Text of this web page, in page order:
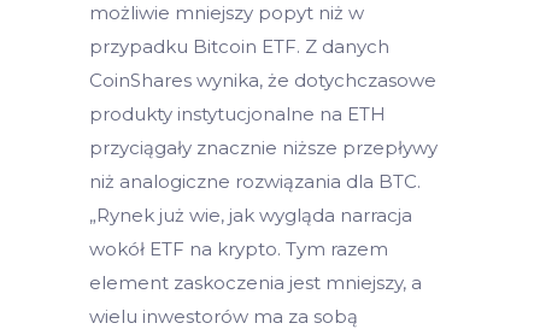
możliwie mniejszy popyt niż w
przypadku Bitcoin ETF. Z danych
CoinShares wynika, że dotychczasowe
produkty instytucjonalne na ETH
przyciągały znacznie niższe przepływy
niż analogiczne rozwiązania dla BTC.
„Rynek już wie, jak wygląda narracja
wokół ETF na krypto. Tym razem
element zaskoczenia jest mniejszy, a
wielu inwestorów ma za sobą